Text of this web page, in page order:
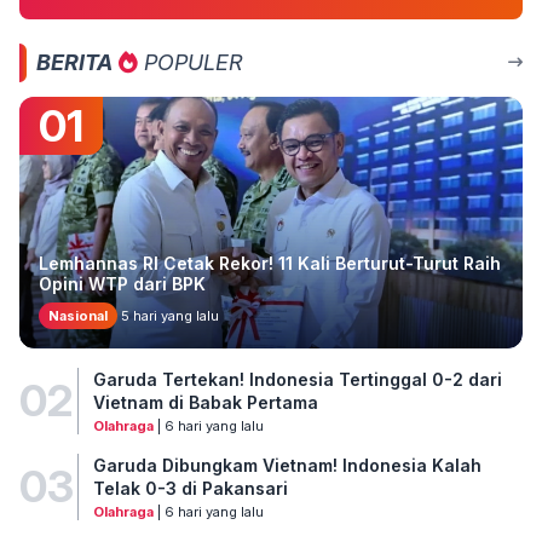
BERITA POPULER
01
Lemhannas RI Cetak Rekor! 11 Kali Berturut-Turut Raih
Opini WTP dari BPK
Nasional 5 hari yang lalu
02
Garuda Tertekan! Indonesia Tertinggal 0-2 dari
Vietnam di Babak Pertama
Olahraga| 6 hari yang lalu
03
Garuda Dibungkam Vietnam! Indonesia Kalah
Telak 0-3 di Pakansari
Olahraga| 6 hari yang lalu